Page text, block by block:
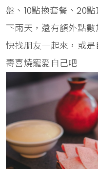
盤、10點換套餐、20
下雨天，還有額外點
快找朋友一起來，或
壽喜燒寵愛自己吧